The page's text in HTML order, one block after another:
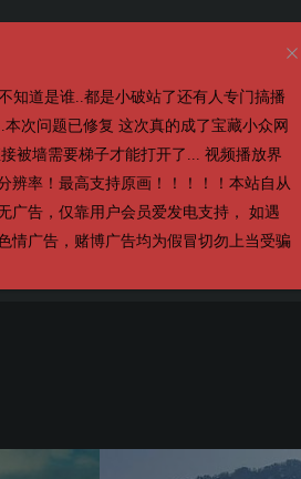
知道是谁..都是小破站了还有人专门搞播
本次问题已修复 这次真的成了宝藏小众网
被墙需要梯子才能打开了... 视频播放界
辨率！最高支持原画！！！！！本站自从
广告，仅靠用户会员爱发电支持， 如遇
情广告，赌博广告均为假冒切勿上当受骗